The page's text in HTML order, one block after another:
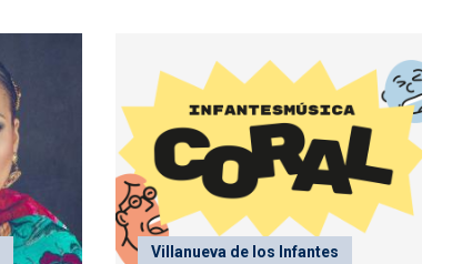
Villanueva de los Infantes